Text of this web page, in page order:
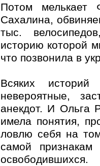
Потом
Сахалина,
тыс.
историю которой
что позвонила в
Всяких
невероятные,
анекдот. И Ольга
имела понятия,
ловлю себя на
самой
освободившихся.